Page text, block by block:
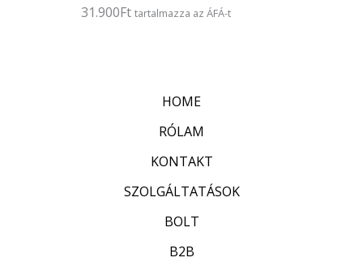
é
s
É
31.900Ft tartalmazza az ÁFÁ-t
HOME
RÓLAM
KONTAKT
SZOLGÁLTATÁSOK
BOLT
B2B